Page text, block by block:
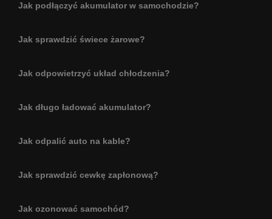
Jak podłączyć akumulator w samochodzie?
Jak sprawdzić świece żarowe?
Jak odpowietrzyć układ chłodzenia?
Jak długo ładować akumulator?
Jak odpalić auto na kable?
Jak sprawdzić cewkę zapłonową?
Jak ozonować samochód?